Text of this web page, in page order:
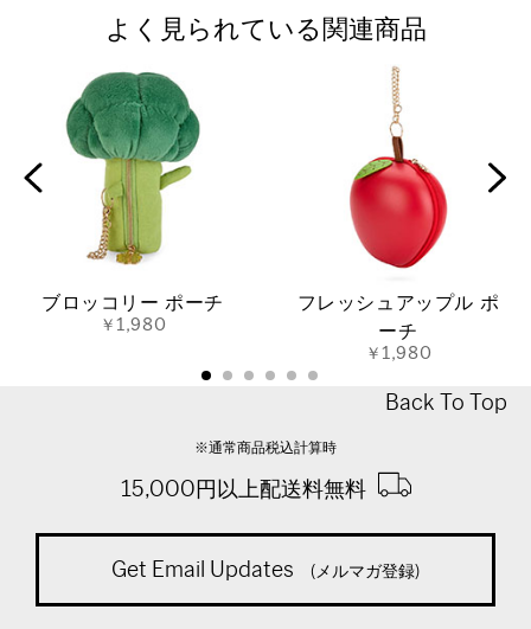
よく見られている関連商品
ブロッコリー ポーチ
￥1,980
フレッシュアップル ポ
ーチ
￥1,980
Back To Top
※通常商品税込計算時
15,000円以上配送料無料
Get Email Updates (メルマガ登録)